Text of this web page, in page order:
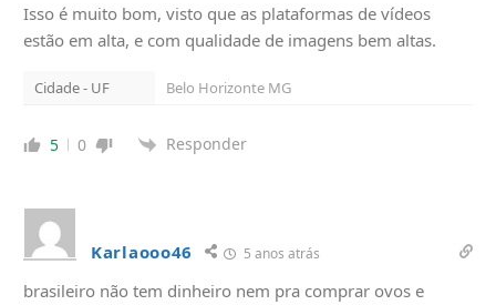
Isso é muito bom, visto que as plataformas de vídeos
estão em alta, e com qualidade de imagens bem altas.
Cidade - UF Belo Horizonte MG
5 0 Responder
Karlaooo46 5 anos atrás
brasileiro não tem dinheiro nem pra comprar ovos e